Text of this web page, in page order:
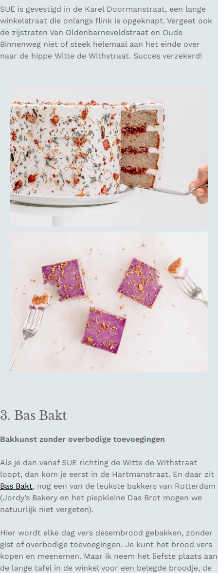
SUE is gevestigd in de Karel Doormanstraat, een lange
winkelstraat die onlangs flink is opgeknapt. Vergeet ook
de zijstraten Van Oldenbarneveldstraat en Oude
Binnenweg niet of steek helemaal aan het einde over
naar de hippe Witte de Withstraat. Succes verzekerd!
3. Bas Bakt
Bakkunst zonder overbodige toevoegingen
Als je dan vanaf SUE richting de Witte de Withstraat
loopt, dan kom je eerst in de Hartmanstraat. En daar zit
Bas Bakt, nog een van de leukste bakkers van Rotterdam
(Jordy’s Bakery en het piepkleine Das Brot mogen we
natuurlijk niet vergeten).
Hier wordt elke dag vers desembrood gebakken, zonder
gist of overbodige toevoegingen. Je kunt het brood vers
kopen en meenemen. Maar ik neem het liefste plaats aan
de lange tafel in de winkel voor een belegde broodje, de